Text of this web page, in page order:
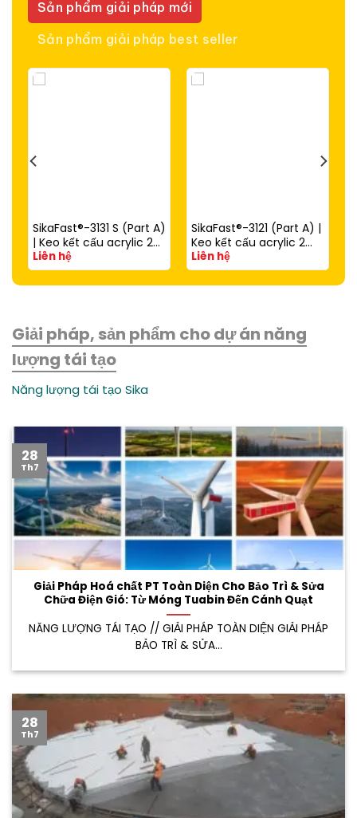
Sản phẩm giải pháp mới
Sản phẩm giải pháp best seller
SikaFast®-3131 S (Part A)
| Keo kết cấu acrylic 2
thành phần đóng rắn
nhanh dùng với
SikaFast®-3081 N (Part
Liên hệ
SikaFast®-3121 (Part A) |
Keo kết cấu acrylic 2
thành phần đóng rắn
nhanh (dùng với
SikaFast®-3081 N Part B)
Liên hệ
Giải pháp, sản phẩm cho dự án năng
lượng tái tạo
Năng lượng tái tạo Sika
Giải Pháp Hoá chất PT Toàn Diện Cho Bảo Trì & Sửa
Chữa Điện Gió: Từ Móng Tuabin Đến Cánh Quạt
NĂNG LƯỢNG TÁI TẠO // GIẢI PHÁP TOÀN DIỆN GIẢI PHÁP
BẢO TRÌ & SỬA...
28
Th7
28
Th7